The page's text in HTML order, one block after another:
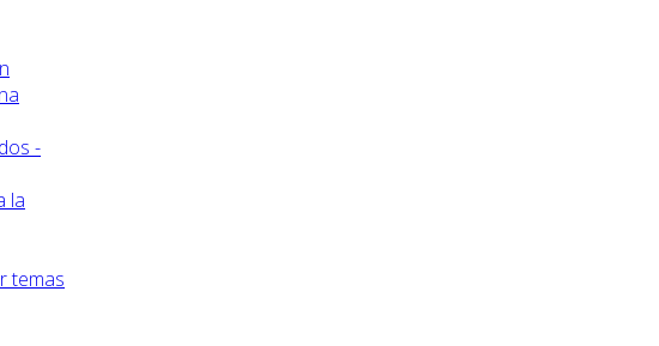
-
la
temas